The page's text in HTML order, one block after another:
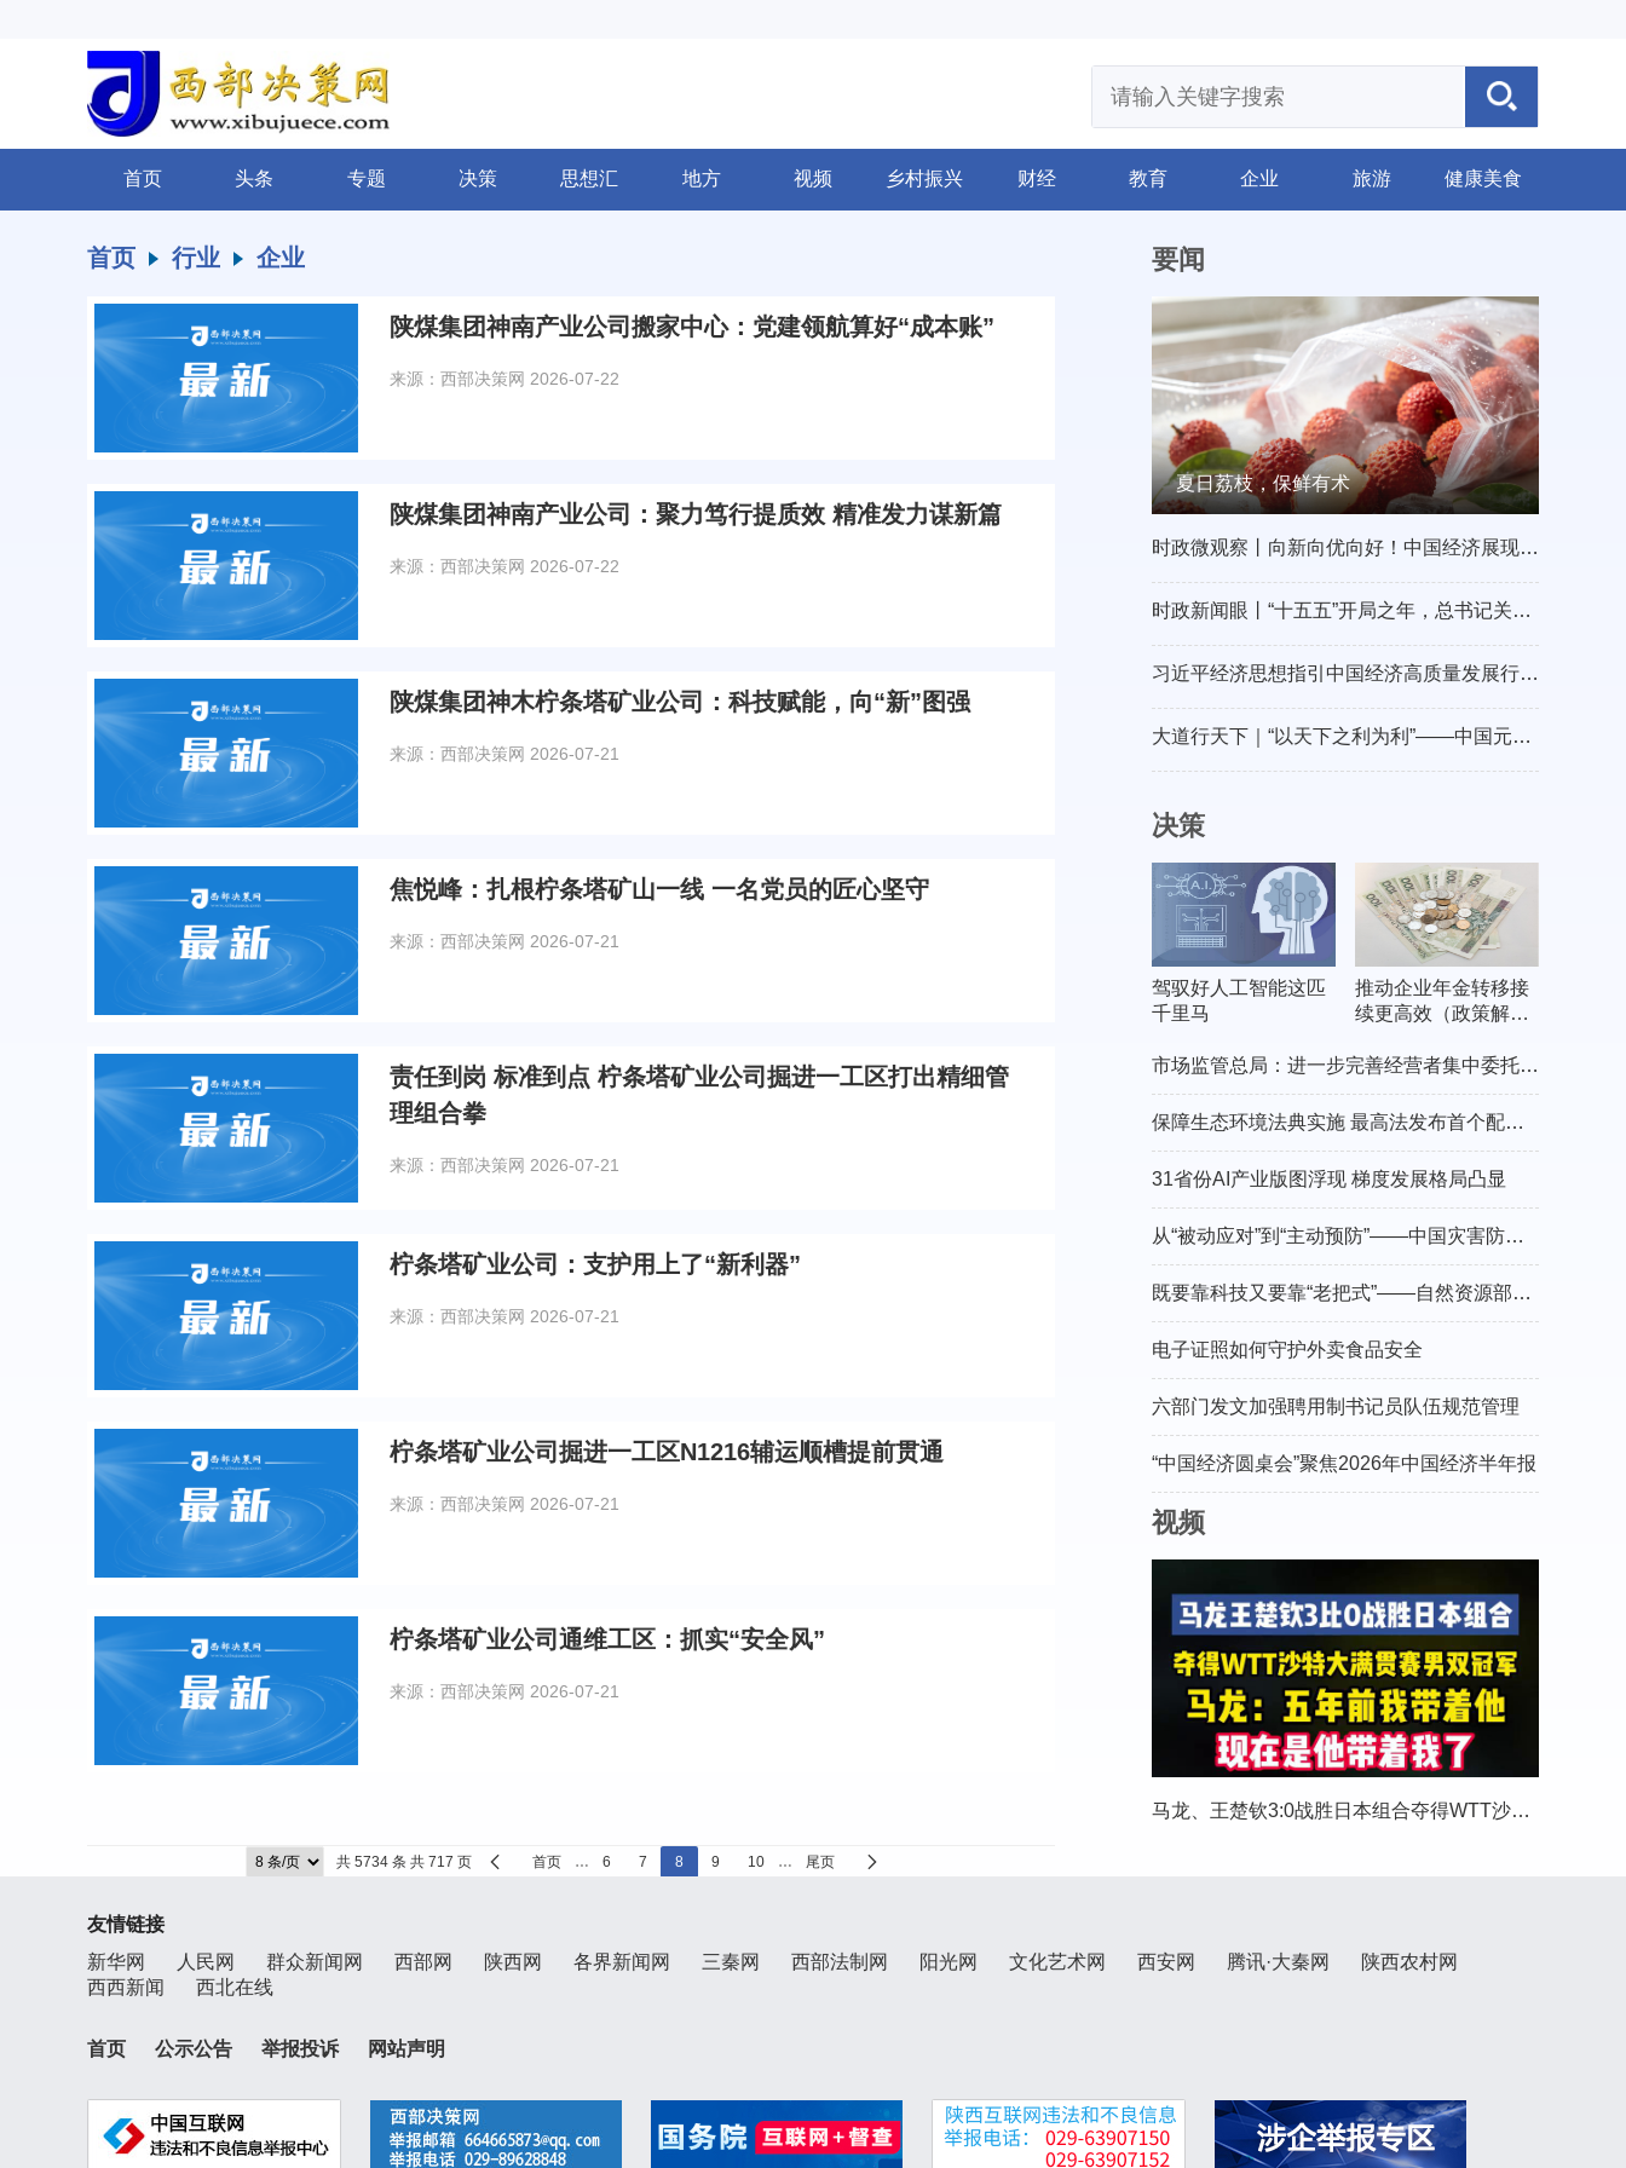
首页 头条 专题 决策 思想汇 地方 视频 乡村振兴 财经 教育 企业 旅游 健康美食
首页 行业 企业
陕煤集团神南产业公司搬家中心：党建领航算好“成本账”
来源：西部决策网 2026-07-22
陕煤集团神南产业公司：聚力笃行提质效 精准发力谋新篇
来源：西部决策网 2026-07-22
陕煤集团神木柠条塔矿业公司：科技赋能，向“新”图强
来源：西部决策网 2026-07-21
焦悦峰：扎根柠条塔矿山一线 一名党员的匠心坚守
来源：西部决策网 2026-07-21
责任到岗 标准到点 柠条塔矿业公司掘进一工区打出精细管
理组合拳
来源：西部决策网 2026-07-21
柠条塔矿业公司：支护用上了“新利器”
来源：西部决策网 2026-07-21
柠条塔矿业公司掘进一工区N1216辅运顺槽提前贯通
来源：西部决策网 2026-07-21
柠条塔矿业公司通维工区：抓实“安全风”
来源：西部决策网 2026-07-21
共 5734 条 共 717 页 首页 … 6 7 8 9 10 … 尾页
要闻
夏日荔枝，保鲜有术
时政微观察丨向新向优向好！中国经济展现强大韧性和活力
时政新闻眼丨“十五五”开局之年，总书记关心百姓身边这些民生大事
习近平经济思想指引中国经济高质量发展行稳致远
大道行天下｜“以天下之利为利”——中国元首外交的世界情怀与大国气派
决策
驾驭好人工智能这匹
千里马
推动企业年金转移接
续更高效（政策解
市场监管总局：进一步完善经营者集中委托审查制度
保障生态环境法典实施 最高法发布首个配套司法解释
31省份AI产业版图浮现 梯度发展格局凸显
从“被动应对”到“主动预防”——中国灾害防御协会会长郑国光谈防灾减灾的“硬核”守护
既要靠科技又要靠“老把式”——自然资源部有关负责人介绍“十五五”地灾防治工作
电子证照如何守护外卖食品安全
六部门发文加强聘用制书记员队伍规范管理
“中国经济圆桌会”聚焦2026年中国经济半年报
视频
马龙、王楚钦3:0战胜日本组合夺得WTT沙特大满贯
友情链接
新华网
人民网 群众新闻网 西部网 陕西网 各界新闻网 三秦网 西部法制网 阳光网 文化艺术网 西安网 腾讯·大秦网
陕西农村网
西西新闻
西北在线
首页 公示公告 举报投诉 网站声明